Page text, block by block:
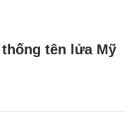
tên lửa Mỹ